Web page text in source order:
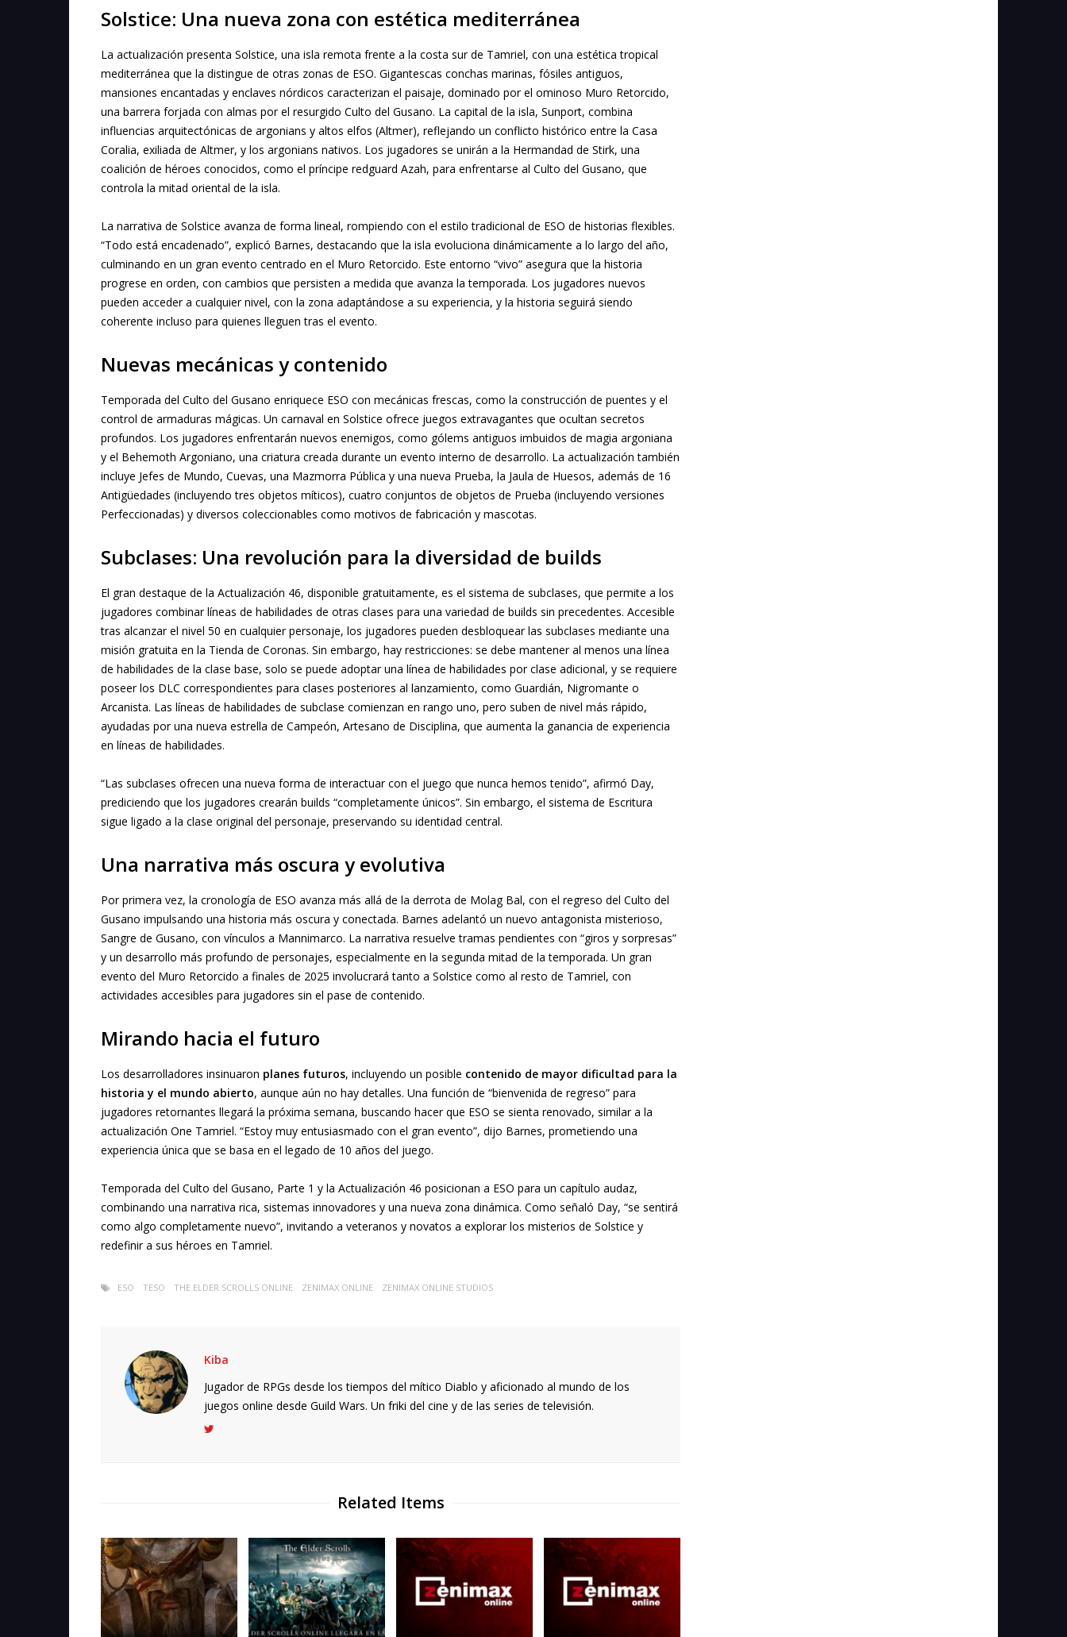
Solstice: Una nueva zona con estética mediterránea
La actualización presenta Solstice, una isla remota frente a la costa sur de Tamriel, con una estética tropical
mediterránea que la distingue de otras zonas de ESO. Gigantescas conchas marinas, fósiles antiguos,
mansiones encantadas y enclaves nórdicos caracterizan el paisaje, dominado por el ominoso Muro Retorcido,
una barrera forjada con almas por el resurgido Culto del Gusano. La capital de la isla, Sunport, combina
influencias arquitectónicas de argonians y altos elfos (Altmer), reflejando un conflicto histórico entre la Casa
Coralia, exiliada de Altmer, y los argonians nativos. Los jugadores se unirán a la Hermandad de Stirk, una
coalición de héroes conocidos, como el príncipe redguard Azah, para enfrentarse al Culto del Gusano, que
controla la mitad oriental de la isla.
La narrativa de Solstice avanza de forma lineal, rompiendo con el estilo tradicional de ESO de historias flexibles.
“Todo está encadenado”, explicó Barnes, destacando que la isla evoluciona dinámicamente a lo largo del año,
culminando en un gran evento centrado en el Muro Retorcido. Este entorno “vivo” asegura que la historia
progrese en orden, con cambios que persisten a medida que avanza la temporada. Los jugadores nuevos
pueden acceder a cualquier nivel, con la zona adaptándose a su experiencia, y la historia seguirá siendo
coherente incluso para quienes lleguen tras el evento.
Nuevas mecánicas y contenido
Temporada del Culto del Gusano enriquece ESO con mecánicas frescas, como la construcción de puentes y el
control de armaduras mágicas. Un carnaval en Solstice ofrece juegos extravagantes que ocultan secretos
profundos. Los jugadores enfrentarán nuevos enemigos, como gólems antiguos imbuidos de magia argoniana
y el Behemoth Argoniano, una criatura creada durante un evento interno de desarrollo. La actualización también
incluye Jefes de Mundo, Cuevas, una Mazmorra Pública y una nueva Prueba, la Jaula de Huesos, además de 16
Antigüedades (incluyendo tres objetos míticos), cuatro conjuntos de objetos de Prueba (incluyendo versiones
Perfeccionadas) y diversos coleccionables como motivos de fabricación y mascotas.
Subclases: Una revolución para la diversidad de builds
El gran destaque de la Actualización 46, disponible gratuitamente, es el sistema de subclases, que permite a los
jugadores combinar líneas de habilidades de otras clases para una variedad de builds sin precedentes. Accesible
tras alcanzar el nivel 50 en cualquier personaje, los jugadores pueden desbloquear las subclases mediante una
misión gratuita en la Tienda de Coronas. Sin embargo, hay restricciones: se debe mantener al menos una línea
de habilidades de la clase base, solo se puede adoptar una línea de habilidades por clase adicional, y se requiere
poseer los DLC correspondientes para clases posteriores al lanzamiento, como Guardián, Nigromante o
Arcanista. Las líneas de habilidades de subclase comienzan en rango uno, pero suben de nivel más rápido,
ayudadas por una nueva estrella de Campeón, Artesano de Disciplina, que aumenta la ganancia de experiencia
en líneas de habilidades.
“Las subclases ofrecen una nueva forma de interactuar con el juego que nunca hemos tenido”, afirmó Day,
prediciendo que los jugadores crearán builds “completamente únicos”. Sin embargo, el sistema de Escritura
sigue ligado a la clase original del personaje, preservando su identidad central.
Una narrativa más oscura y evolutiva
Por primera vez, la cronología de ESO avanza más allá de la derrota de Molag Bal, con el regreso del Culto del
Gusano impulsando una historia más oscura y conectada. Barnes adelantó un nuevo antagonista misterioso,
Sangre de Gusano, con vínculos a Mannimarco. La narrativa resuelve tramas pendientes con “giros y sorpresas”
y un desarrollo más profundo de personajes, especialmente en la segunda mitad de la temporada. Un gran
evento del Muro Retorcido a finales de 2025 involucrará tanto a Solstice como al resto de Tamriel, con
actividades accesibles para jugadores sin el pase de contenido.
Mirando hacia el futuro
Los desarrolladores insinuaron planes futuros, incluyendo un posible contenido de mayor dificultad para la
historia y el mundo abierto, aunque aún no hay detalles. Una función de “bienvenida de regreso” para
jugadores retornantes llegará la próxima semana, buscando hacer que ESO se sienta renovado, similar a la
actualización One Tamriel. “Estoy muy entusiasmado con el gran evento”, dijo Barnes, prometiendo una
experiencia única que se basa en el legado de 10 años del juego.
Temporada del Culto del Gusano, Parte 1 y la Actualización 46 posicionan a ESO para un capítulo audaz,
combinando una narrativa rica, sistemas innovadores y una nueva zona dinámica. Como señaló Day, “se sentirá
como algo completamente nuevo”, invitando a veteranos y novatos a explorar los misterios de Solstice y
redefinir a sus héroes en Tamriel.
ESO TESO THE ELDER SCROLLS ONLINE ZENIMAX ONLINE ZENIMAX ONLINE STUDIOS
Kiba
Jugador de RPGs desde los tiempos del mítico Diablo y aficionado al mundo de los
juegos online desde Guild Wars. Un friki del cine y de las series de televisión.
Related Items